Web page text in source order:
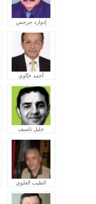
إدوارد جرجس
أحمد ختّاوي
خليل ناصيف
الطيب العلوي